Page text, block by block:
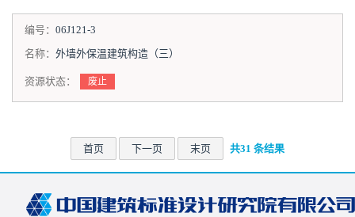
编号： 06J121-3
名称： 外墙外保温建筑构造（三）
资源状态： 废止
首页 下一页 末页 共31 条结果